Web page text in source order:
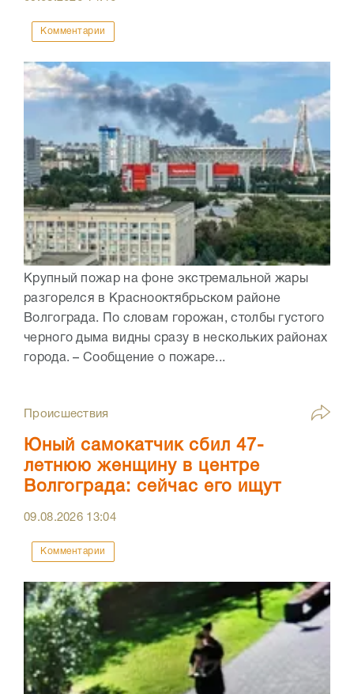
Комментарии
Крупный пожар на фоне экстремальной жары
разгорелся в Краснооктябрьском районе
Волгограда. По словам горожан, столбы густого
черного дыма видны сразу в нескольких районах
города. – Сообщение о пожаре...
Происшествия
Юный самокатчик сбил 47-
летнюю женщину в центре
Волгограда: сейчас его ищут
09.08.2026 13:04
Комментарии